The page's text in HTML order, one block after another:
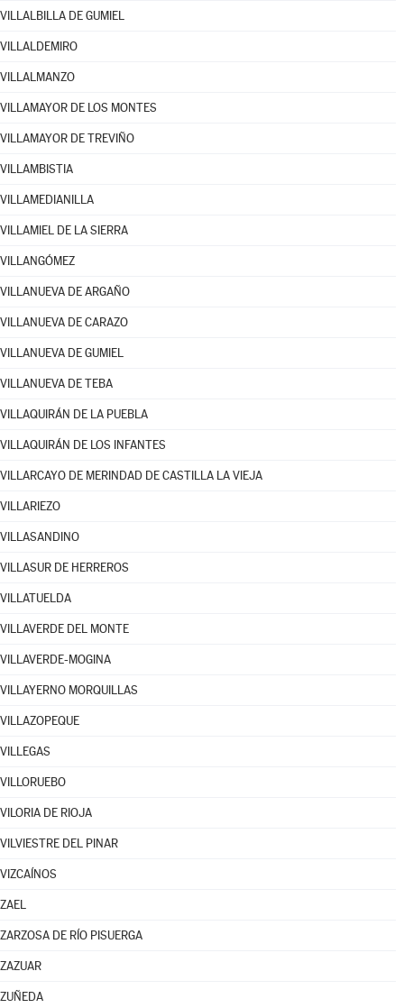
VILLALBILLA DE GUMIEL
VILLALDEMIRO
VILLALMANZO
VILLAMAYOR DE LOS MONTES
VILLAMAYOR DE TREVIÑO
VILLAMBISTIA
VILLAMEDIANILLA
VILLAMIEL DE LA SIERRA
VILLANGÓMEZ
VILLANUEVA DE ARGAÑO
VILLANUEVA DE CARAZO
VILLANUEVA DE GUMIEL
VILLANUEVA DE TEBA
VILLAQUIRÁN DE LA PUEBLA
VILLAQUIRÁN DE LOS INFANTES
VILLARCAYO DE MERINDAD DE CASTILLA LA VIEJA
VILLARIEZO
VILLASANDINO
VILLASUR DE HERREROS
VILLATUELDA
VILLAVERDE DEL MONTE
VILLAVERDE-MOGINA
VILLAYERNO MORQUILLAS
VILLAZOPEQUE
VILLEGAS
VILLORUEBO
VILORIA DE RIOJA
VILVIESTRE DEL PINAR
VIZCAÍNOS
ZAEL
ZARZOSA DE RÍO PISUERGA
ZAZUAR
ZUÑEDA